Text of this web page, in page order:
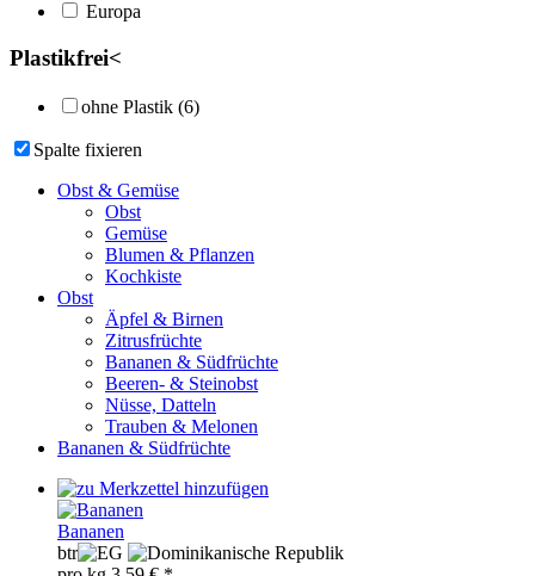
Europa
Plastikfrei<
ohne Plastik (6)
Spalte fixieren
Obst & Gemüse
Obst
Gemüse
Blumen & Pflanzen
Kochkiste
Obst
Äpfel & Birnen
Zitrusfrüchte
Bananen & Südfrüchte
Beeren- & Steinobst
Nüsse, Datteln
Trauben & Melonen
Bananen & Südfrüchte
Bananen
btr